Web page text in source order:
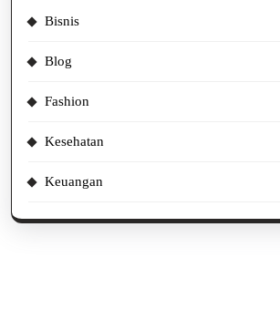
Bisnis
Blog
Fashion
Kesehatan
Keuangan